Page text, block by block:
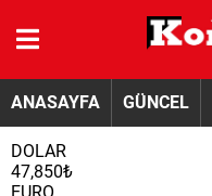
ANASAYFA GÜNCEL
DOLAR
47,850₺